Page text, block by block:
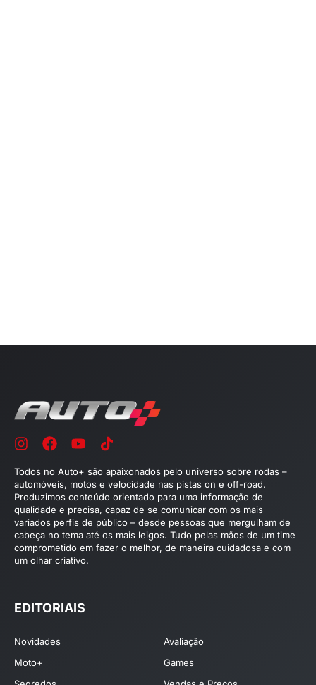
Todos no Auto+ são apaixonados pelo universo sobre rodas –
automóveis, motos e velocidade nas pistas on e off-road.
Produzimos conteúdo orientado para uma informação de
qualidade e precisa, capaz de se comunicar com os mais
variados perfis de público – desde pessoas que mergulham de
cabeça no tema até os mais leigos. Tudo pelas mãos de um time
comprometido em fazer o melhor, de maneira cuidadosa e com
um olhar criativo.
EDITORIAIS
Novidades
Avaliação
Moto+
Games